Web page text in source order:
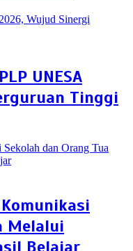
UNESA
Tinggi
Melalui